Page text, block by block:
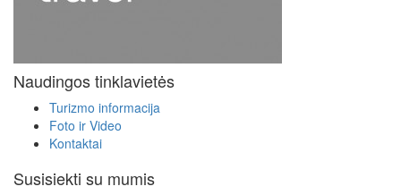
Naudingos tinklavietės
Turizmo informacija
Foto ir Video
Kontaktai
Susisiekti su mumis